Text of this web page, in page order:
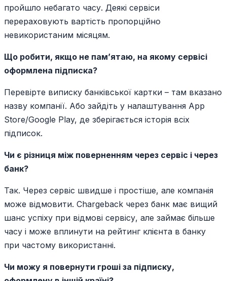
пройшло небагато часу. Деякі сервіси
перераховують вартість пропорційно
невикористаним місяцям.
Що робити, якщо не пам’ятаю, на якому сервісі
оформлена підписка?
Перевірте виписку банківської картки – там вказано
назву компанії. Або зайдіть у налаштування App
Store/Google Play, де зберігається історія всіх
підписок.
Чи є різниця між поверненням через сервіс і через
банк?
Так. Через сервіс швидше і простіше, але компанія
може відмовити. Chargeback через банк має вищий
шанс успіху при відмові сервісу, але займає більше
часу і може вплинути на рейтинг клієнта в банку
при частому використанні.
Чи можу я повернути гроші за підписку,